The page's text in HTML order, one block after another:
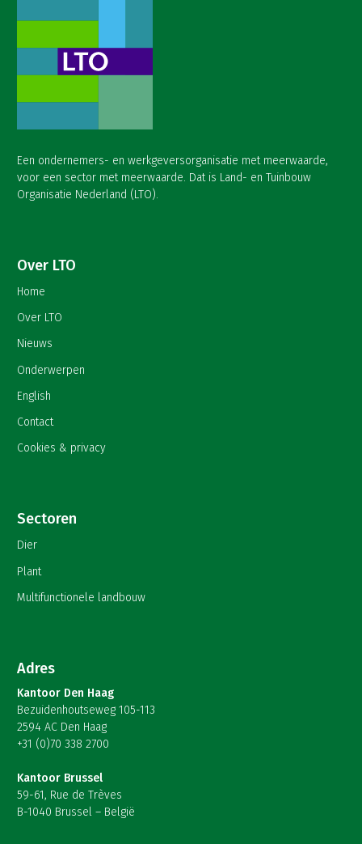
Een ondernemers- en werkgeversorganisatie met meerwaarde,
voor een sector met meerwaarde. Dat is Land- en Tuinbouw
Organisatie Nederland (LTO).
Over LTO
Home
Over LTO
Nieuws
Onderwerpen
English
Contact
Cookies & privacy
Sectoren
Dier
Plant
Multifunctionele landbouw
Adres
Kantoor Den Haag
Bezuidenhoutseweg 105-113
2594 AC Den Haag
+31 (0)70 338 2700
Kantoor Brussel
59-61, Rue de Trèves
B-1040 Brussel – België